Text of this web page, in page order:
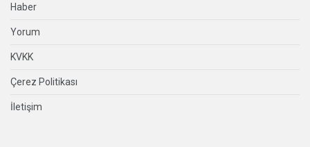
Haber
Yorum
KVKK
Çerez Politikası
İletişim